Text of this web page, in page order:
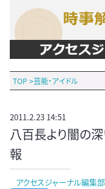
TOP >芸能・アイドル
2011.2.23 14:51
八百長より闇の
報
アクセスジャーナル編集部